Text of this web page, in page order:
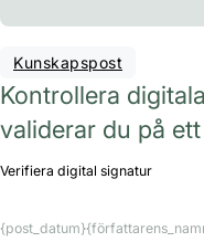
Kunskapspost
Kontrollera
validerar du på
Verifiera digital signatur
{post_datum}